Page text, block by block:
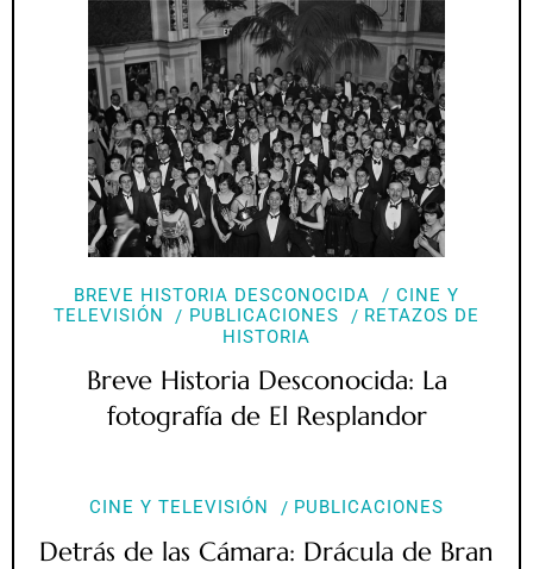
BREVE HISTORIA DESCONOCIDA
CINE Y
TELEVISIÓN
PUBLICACIONES
RETAZOS DE
HISTORIA
Breve Historia Desconocida: La
fotografía de El Resplandor
CINE Y TELEVISIÓN PUBLICACIONES
Detrás de las Cámara: Drácula de Bran